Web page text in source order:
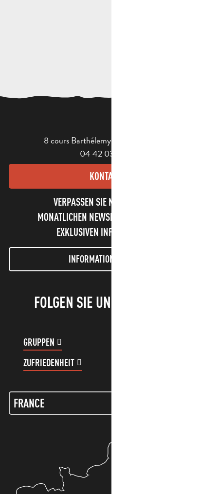
8 cours Barthélemy - 13400 Aubagne
04 42 03 49 98
KONTAKT
VERPASSEN SIE NICHT UNSEREN
MONATLICHEN NEWSLETTER UND UNSERE
EXKLUSIVEN INFORMATIONEN!
INFORMATIONEN LETTER
FOLGEN SIE UNS!
GRUPPEN
ZUFRIEDENHEIT